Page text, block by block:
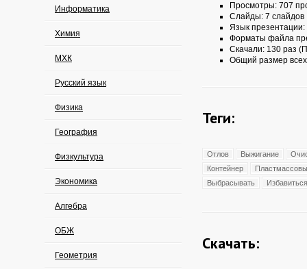
Информатика
Химия
МХК
Русский язык
Физика
География
Физкультура
Экономика
Алгебра
ОБЖ
Геометрия
Просмотры: 707
Слайды: 7 слайдов
Язык презентации:
Форматы файла
Скачали: 130 раз
Общий размер
Теги:
Отлов Выжигание
Контейнер
Выбрасывать
Избавиться
Скачать: